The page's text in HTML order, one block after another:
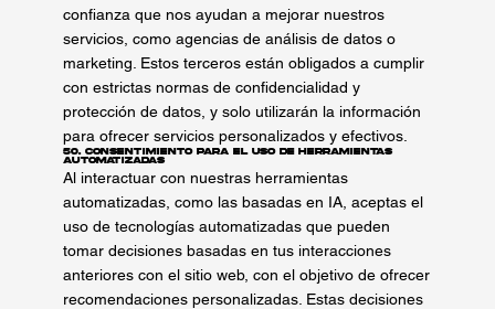
confianza que nos ayudan a mejorar nuestros
servicios, como agencias de análisis de datos o
marketing. Estos terceros están obligados a cumplir
con estrictas normas de confidencialidad y
protección de datos, y solo utilizarán la información
para ofrecer servicios personalizados y efectivos.
50. Consentimiento para el Uso de Herramientas
Automatizadas
Al interactuar con nuestras herramientas
automatizadas, como las basadas en IA, aceptas el
uso de tecnologías automatizadas que pueden
tomar decisiones basadas en tus interacciones
anteriores con el sitio web, con el objetivo de ofrecer
recomendaciones personalizadas. Estas decisiones